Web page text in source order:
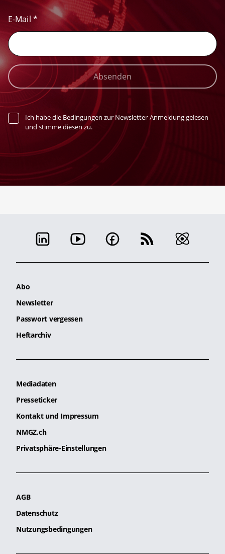
E-Mail *
Absenden
Ich habe die Bedingungen zur Newsletter-Anmeldung gelesen
und stimme diesen zu.
Abo
Newsletter
Passwort vergessen
Heftarchiv
Mediadaten
Presseticker
Kontakt und Impressum
NMGZ.ch
Privatsphäre-Einstellungen
AGB
Datenschutz
Nutzungsbedingungen